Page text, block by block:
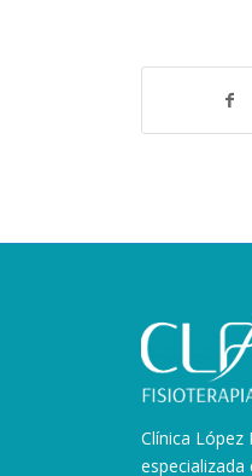
Clínica López